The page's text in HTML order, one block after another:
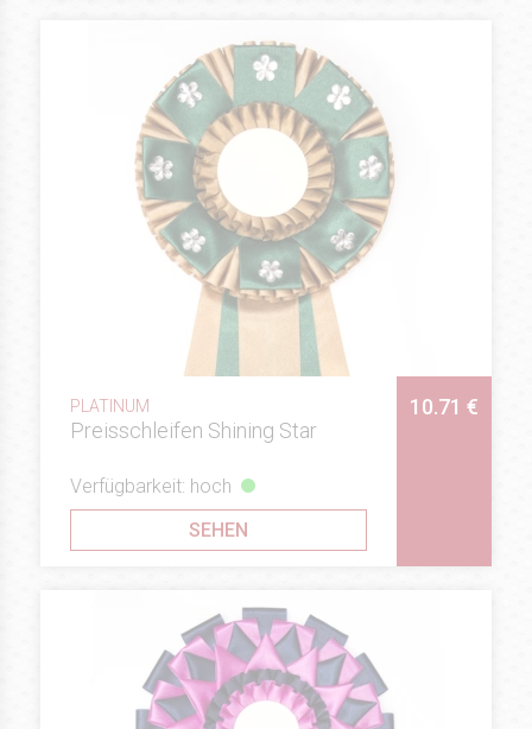
PLATINUM
Preisschleifen Shining Star
10.71 €
Verfügbarkeit: hoch
SEHEN